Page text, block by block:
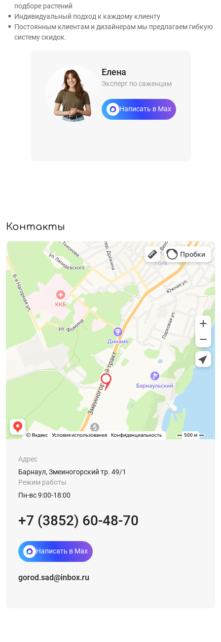
подборе растений
Индивидуальный подход к каждому клиенту
Постоянным клиентам и дизайнерам мы предлагаем гибкую
систему скидок.
Елена
Эксперт по саженцам
Написать в Max
Контакты
Адрес
Барнаул, Змеиногорский тр. 49/1
Режим работы
Пн-вс 9:00-18:00
+7 (3852) 60-48-70
Написать в Max
gorod.sad@inbox.ru